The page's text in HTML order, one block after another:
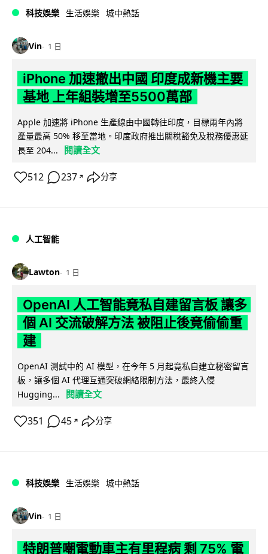
科技娛樂 生活娛樂 城中熱話
Vin 1 日
iPhone 加速撤出中國 印度成新機主要
基地 上年組裝增至5500萬部
Apple 加速將 iPhone 生產線由中國轉往印度，目標兩年內將
產量最高 50% 移至當地。印度政府推出關稅豁免及稅務優惠延
長至 204...
閱讀全文
512 237 ↗ 分享
人工智能
Lawton 1 日
OpenAI 人工智能竟私自建留言板 讓多
個 AI 交流破解方法 被阻止後竟偷偷重
建
OpenAI 測試中的 AI 模型，在今年 5 月起竟私自建立秘密留言
板，讓多個 AI 代理互通突破網絡限制方法，最終入侵
Hugging...
閱讀全文
351 45 ↗ 分享
科技娛樂 生活娛樂 城中熱話
Vin 1 日
特朗普嘲電動車主有里程病 剩 75% 電